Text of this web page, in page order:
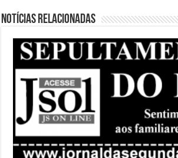
Notícias relacionadas